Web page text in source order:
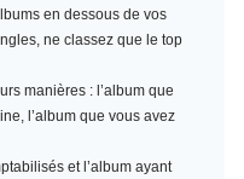
en dessous de vos
ne classez que le top
manières : l’album que
l’album que vous avez
et l’album ayant